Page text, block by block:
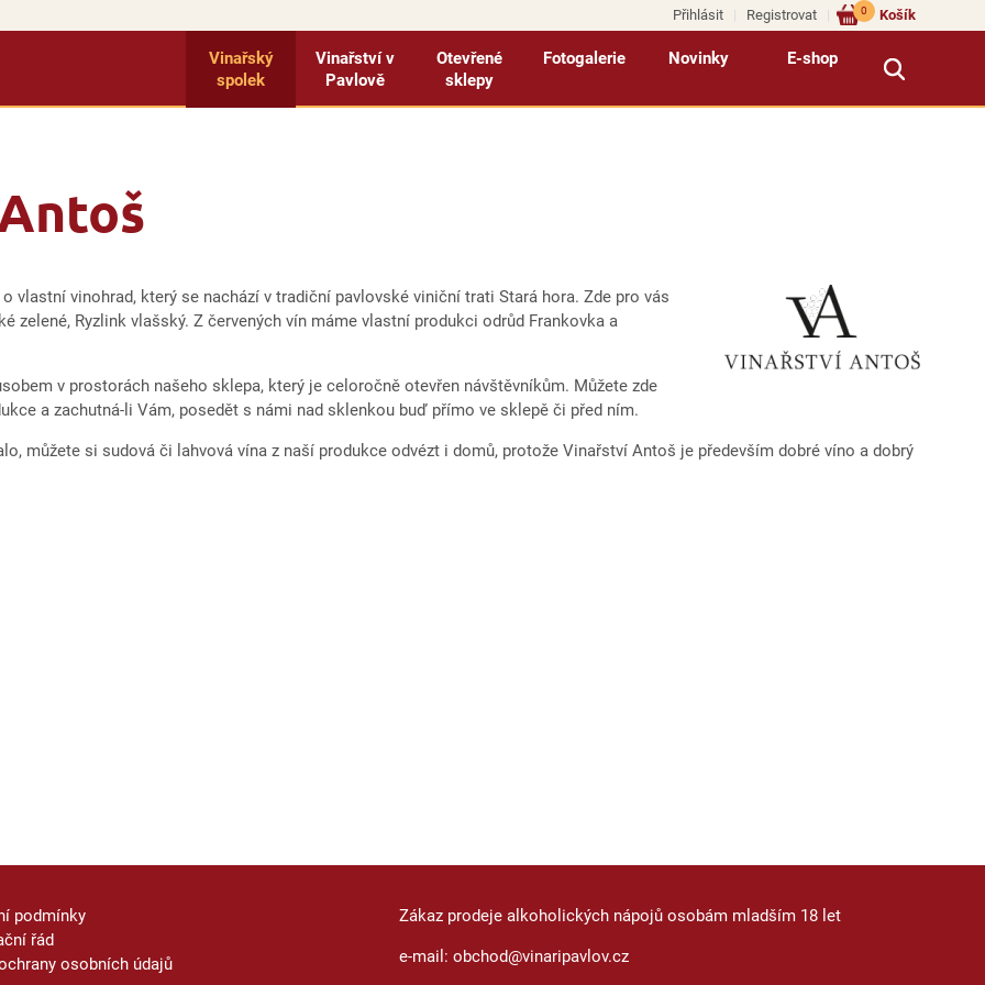
Přihlásit Registrovat Košík
0
Vinařský
spolek
Vinařství v
Pavlově
Otevřené
sklepy
Fotogalerie Novinky E-shop
vinohrad, který se nachází v tradiční pavlovské viniční trati Stará hora. Zde pro vás
zelené, Ryzlink vlašský. Z červených vín máme vlastní produkci odrůd Frankovka a
v prostorách našeho sklepa, který je celoročně otevřen návštěvníkům. Můžete zde
a zachutná-li Vám, posedět s námi nad sklenkou buď přímo ve sklepě či před ním.
můžete si sudová či lahvová vína z naší produkce odvézt i domů, protože Vinařství Antoš je především dobré víno a dobrý
podmínky
řád
osobních údajů
Zákaz prodeje alkoholických nápojů osobám mladším 18 let
e-mail: obchod@vinaripavlov.cz